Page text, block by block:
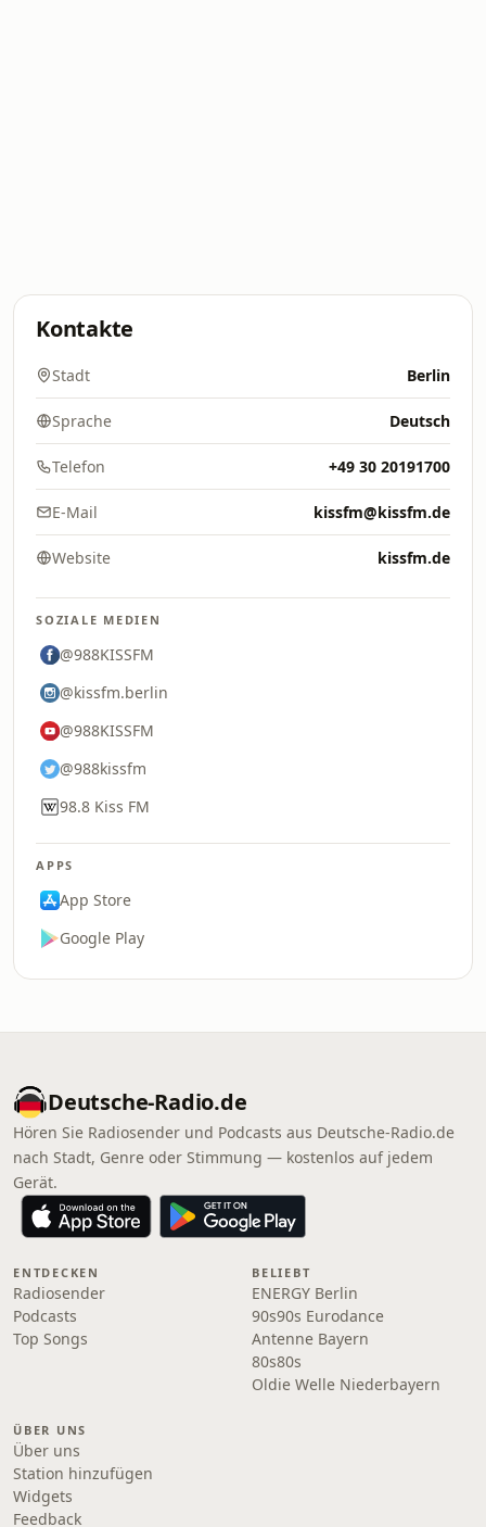
Kontakte
Stadt Berlin
Sprache Deutsch
Telefon +49 30 20191700
E-Mail kissfm@kissfm.de
Website kissfm.de
SOZIALE MEDIEN
@988KISSFM
@kissfm.berlin
@988KISSFM
@988kissfm
98.8 Kiss FM
APPS
App Store
Google Play
Deutsche-Radio.de
Hören Sie Radiosender und Podcasts aus Deutsche-Radio.de
nach Stadt, Genre oder Stimmung — kostenlos auf jedem
Gerät.
ENTDECKEN
Radiosender
Podcasts
Top Songs
BELIEBT
ENERGY Berlin
90s90s Eurodance
Antenne Bayern
80s80s
Oldie Welle Niederbayern
ÜBER UNS
Über uns
Station hinzufügen
Widgets
Feedback